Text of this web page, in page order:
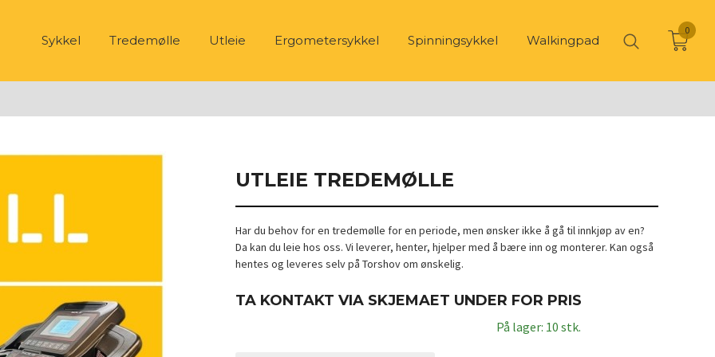
Sykkel Tredemølle Utleie Ergometersykkel Spinningsykkel Walkingpad
0
UTLEIE TREDEMØLLE
Har du behov for en tredemølle for en periode, men ønsker ikke å gå til innkjøp av en?
Da kan du leie hos oss. Vi leverer, henter, hjelper med å bære inn og monterer. Kan også
hentes og leveres selv på Torshov om ønskelig.
TA KONTAKT VIA SKJEMAET UNDER FOR PRIS
På lager: 10 stk.